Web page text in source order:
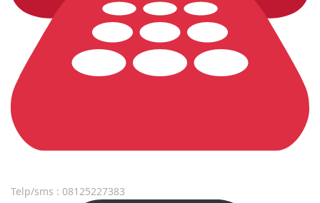
Telp/sms : 08125227383